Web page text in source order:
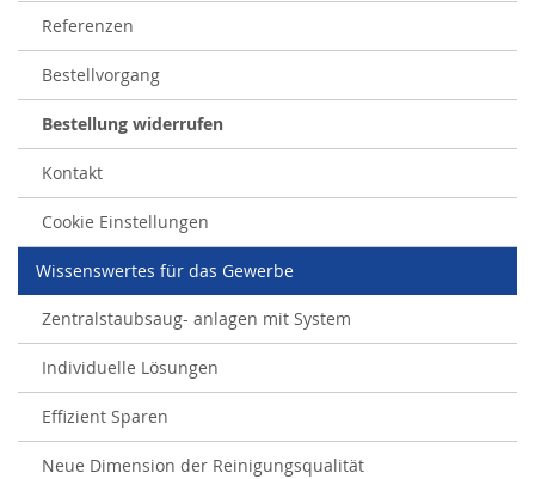
Referenzen
Bestellvorgang
Bestellung widerrufen
Kontakt
Cookie Einstellungen
Wissenswertes für das Gewerbe
Zentralstaubsaug- anlagen mit System
Individuelle Lösungen
Effizient Sparen
Neue Dimension der Reinigungsqualität